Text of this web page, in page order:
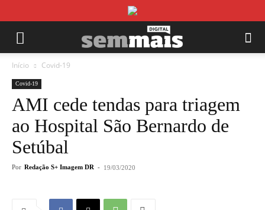
Início Covid-19
Covid-19
AMI cede tendas para triagem
ao Hospital São Bernardo de
Setúbal
Por Redação S+ Imagem DR - 19/03/2020